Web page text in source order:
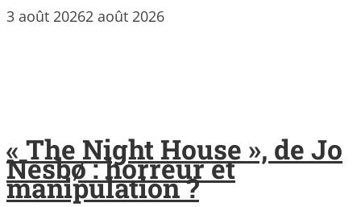
3 août 20262 août 2026
« The Night House », de Jo
Nesbø : horreur et
manipulation ?